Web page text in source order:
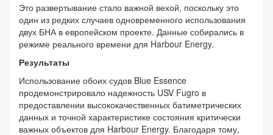
Это развертывание стало важной вехой, поскольку это
один из редких случаев одновременного использования
двух БНА в европейском проекте. Данные собирались в
режиме реального времени для Harbour Energy.
Результаты
Использование обоих судов Blue Essence
продемонстрировало надежность USV Fugro в
предоставлении высококачественных батиметрических
данных и точной характеристике состояния критически
важных объектов для Harbour Energy. Благодаря тому,